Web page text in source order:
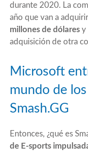
durante 2020. La
año que van a adquirir
millones de dólares y
adquisición de otra
Microsoft
mundo de
Smash.GG
Entonces, ¿qué es
de E-sports